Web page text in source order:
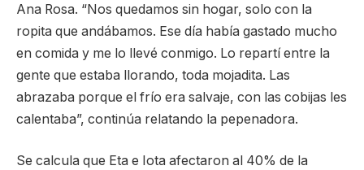
Ana Rosa. “Nos quedamos sin hogar, solo con la
ropita que andábamos. Ese día había gastado mucho
en comida y me lo llevé conmigo. Lo repartí entre la
gente que estaba llorando, toda mojadita. Las
abrazaba porque el frío era salvaje, con las cobijas les
calentaba”, continúa relatando la pepenadora.
Se calcula que Eta e Iota afectaron al 40% de la